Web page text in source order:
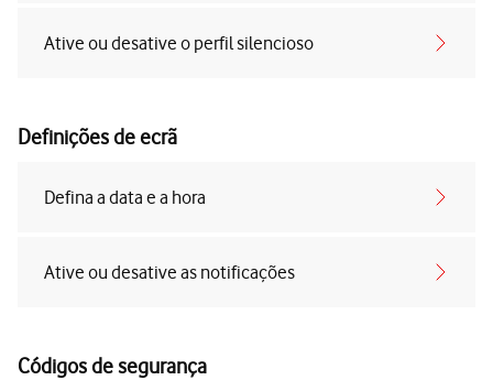
Ative ou desative o perfil silencioso
Definições de ecrã
Defina a data e a hora
Ative ou desative as notificações
Códigos de segurança